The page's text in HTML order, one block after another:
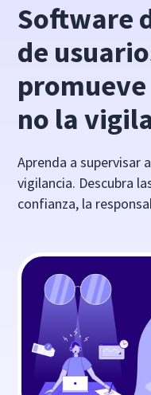
Software
de
no la
Aprenda a supervisar
vigilancia. Descubra
confianza, la